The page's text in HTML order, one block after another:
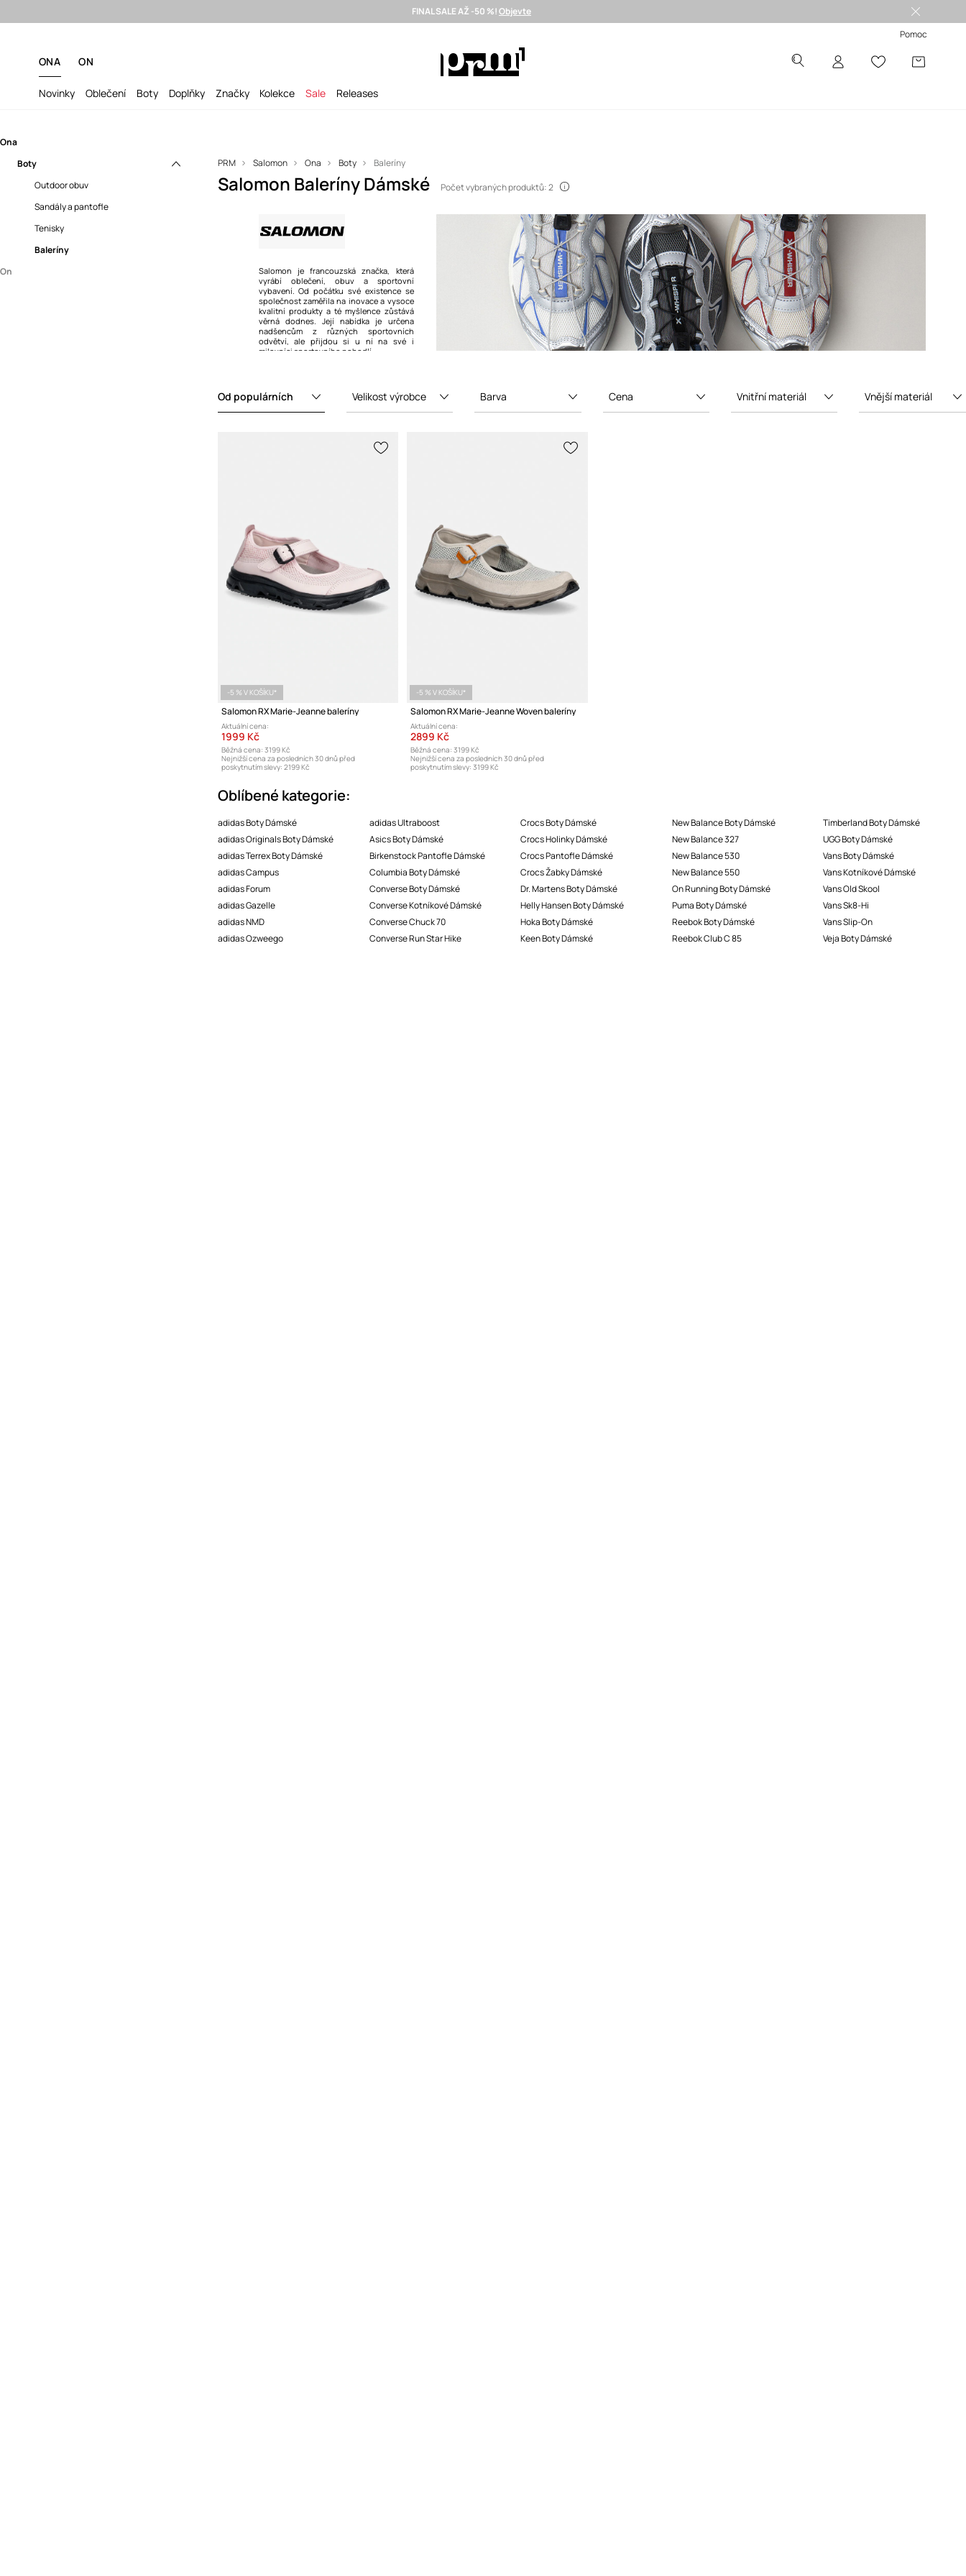
Vybrané prémiové značky >
FINAL SALE AŽ -50 %!Objevte
Pomoc
ONA ON
Novinky Oblečení Boty Doplňky Značky Kolekce Sale Releases
Ona
Boty
Outdoor obuv
Sandály a pantofle
Tenisky
Baleríny
On
PRM Salomon Ona Boty Baleríny
Salomon Baleríny Dámské Počet vybraných produktů: 2
Salomon je francouzská značka, která
vyrábí oblečení, obuv a sportovní
vybavení. Od počátku své existence se
společnost zaměřila na inovace a vysoce
kvalitní produkty a té myšlence zůstává
věrná dodnes. Její nabídka je určena
nadšencům z různých sportovních
odvětví, ale přijdou si u ní na své i
milovníci sportovního pohodlí.
Od populárních Velikost výrobce Barva Cena Vnitřní materiál Vnější materiál
-5 % V KOŠÍKU*
Salomon RX Marie-Jeanne baleríny
Aktuální cena:
1999 Kč
Běžná cena: 3199 Kč
Nejnižší cena za posledních 30 dnů před
poskytnutím slevy: 2199 Kč
-5 % V KOŠÍKU*
Salomon RX Marie-Jeanne Woven baleríny
Aktuální cena:
2899 Kč
Běžná cena: 3199 Kč
Nejnižší cena za posledních 30 dnů před
poskytnutím slevy: 3199 Kč
Oblíbené kategorie:
adidas Boty Dámské
adidas Originals Boty Dámské
adidas Terrex Boty Dámské
adidas Campus
adidas Forum
adidas Gazelle
adidas NMD
adidas Ozweego
adidas Ultraboost
Asics Boty Dámské
Birkenstock Pantofle Dámské
Columbia Boty Dámské
Converse Boty Dámské
Converse Kotníkové Dámské
Converse Chuck 70
Converse Run Star Hike
Crocs Boty Dámské
Crocs Holinky Dámské
Crocs Pantofle Dámské
Crocs Žabky Dámské
Dr. Martens Boty Dámské
Helly Hansen Boty Dámské
Hoka Boty Dámské
Keen Boty Dámské
New Balance Boty Dámské
New Balance 327
New Balance 530
New Balance 550
On Running Boty Dámské
Puma Boty Dámské
Reebok Boty Dámské
Reebok Club C 85
Timberland Boty Dámské
UGG Boty Dámské
Vans Boty Dámské
Vans Kotníkové Dámské
Vans Old Skool
Vans Sk8-Hi
Vans Slip-On
Veja Boty Dámské